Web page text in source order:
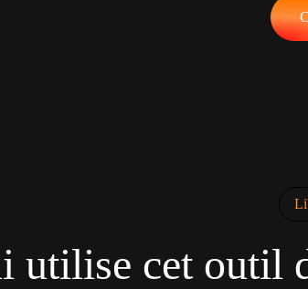
utilise cet outil